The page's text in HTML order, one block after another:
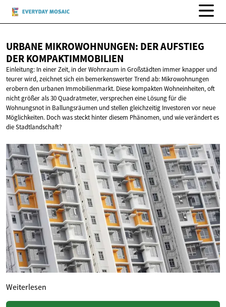
URBANE MIKROWOHNUNGEN: DER AUFSTIEG
DER KOMPAKTIMMOBILIEN
Einleitung: In einer Zeit, in der Wohnraum in Großstädten immer knapper und
teurer wird, zeichnet sich ein bemerkenswerter Trend ab: Mikrowohnungen
erobern den urbanen Immobilienmarkt. Diese kompakten Wohneinheiten, oft
nicht größer als 30 Quadratmeter, versprechen eine Lösung für die
Wohnungsnot in Ballungsräumen und stellen gleichzeitig Investoren vor neue
Möglichkeiten. Doch was steckt hinter diesem Phänomen, und wie verändert es
die Stadtlandschaft?
Weiterlesen